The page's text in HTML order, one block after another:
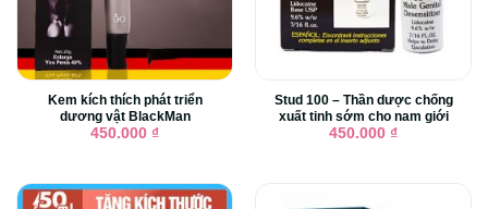
Kem kích thích phát triển
dương vật BlackMan
450.000 ₫
Stud 100 – Thần dược chống
xuất tinh sớm cho nam giới
450.000 ₫